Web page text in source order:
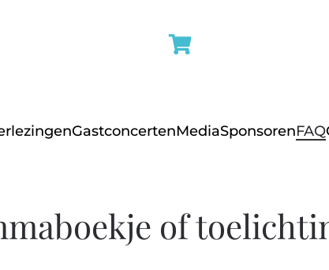
GastconcertenMediaSponsorenFAQ
of